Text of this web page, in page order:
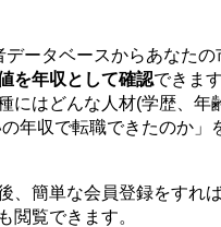
ータベースからあなたの
を年収として確認できます
にはどんな人材(学歴、年
年収で転職できたのか」
、簡単な会員登録をすれ
閲覧できます。